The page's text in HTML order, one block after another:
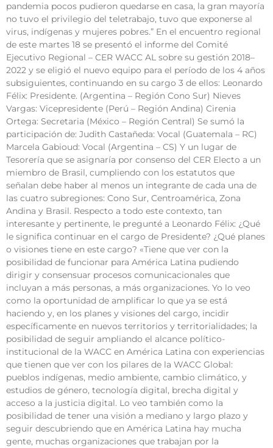
pandemia pocos pudieron quedarse en casa, la gran mayoría
no tuvo el privilegio del teletrabajo, tuvo que exponerse al
virus, indígenas y mujeres pobres.” En el encuentro regional
de este martes 18 se presentó el informe del Comité
Ejecutivo Regional – CER WACC AL sobre su gestión 2018–
2022 y se eligió el nuevo equipo para el período de los 4 años
subsiguientes, continuando en su cargo 3 de ellos: Leonardo
Félix: Presidente. (Argentina – Región Cono Sur) Nieves
Vargas: Vicepresidente (Perú – Región Andina) Cirenia
Ortega: Secretaria (México – Región Central) Se sumó la
participación de: Judith Castañeda: Vocal (Guatemala – RC)
Marcela Gabioud: Vocal (Argentina – CS) Y un lugar de
Tesorería que se asignaría por consenso del CER Electo a un
miembro de Brasil, cumpliendo con los estatutos que
señalan debe haber al menos un integrante de cada una de
las cuatro subregiones: Cono Sur, Centroamérica, Zona
Andina y Brasil. Respecto a todo este contexto, tan
interesante y pertinente, le pregunté a Leonardo Félix: ¿Qué
le significa continuar en el cargo de Presidente? ¿Qué planes
o visiones tiene en este cargo? «Tiene que ver con la
posibilidad de funcionar para América Latina pudiendo
dirigir y consensuar procesos comunicacionales que
incluyan a más personas, a más organizaciones. Yo lo veo
como la oportunidad de amplificar lo que ya se está
haciendo y, en los planes y visiones del cargo, incidir
específicamente en nuevos territorios y territorialidades; la
posibilidad de seguir ampliando el alcance político-
institucional de la WACC en América Latina con experiencias
que tienen que ver con los pilares de la WACC Global:
pueblos indígenas, medio ambiente, cambio climático, y
estudios de género, tecnología digital, brecha digital y
acceso a la justicia digital. Lo veo también como la
posibilidad de tener una visión a mediano y largo plazo y
seguir descubriendo que en América Latina hay mucha
gente, muchas organizaciones que trabajan por la